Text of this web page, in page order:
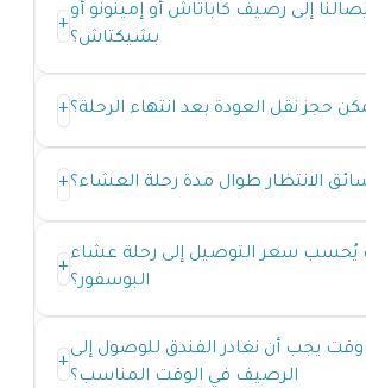
إلى رصيف كاباتاش أو إمينونو أو
بشيكتاش؟
+
حجز نقل العودة بعد انتهاء الرحلة؟+
الانتظار طوال مدة رحلة العشاء؟+
يُحسب سعر التوصيل إلى رحلة عشاء
البوسفور؟
+
يجب أن نغادر الفندق للوصول إلى
الرصيف في الوقت المناسب؟
+